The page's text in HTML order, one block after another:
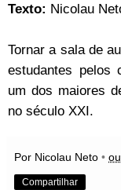
Texto: Nicolau
Tornar a sala de
estudantes pelos
um dos maiores
no século XXI.
Por Nicolau Neto •
Compartilhar